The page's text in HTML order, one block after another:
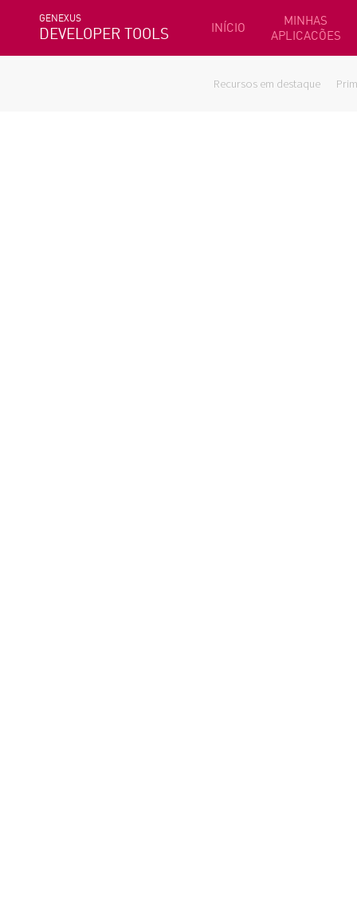
GENEXUS
DEVELOPER TOOLS INÍCIO
MINHAS
APLICACÕES
Recursos em destaque